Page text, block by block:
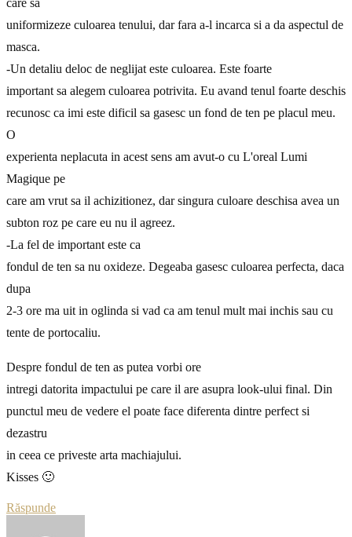
care sa
uniformizeze culoarea tenului, dar fara a-l incarca si a da aspectul de
masca.
-Un detaliu deloc de neglijat este culoarea. Este foarte
important sa alegem culoarea potrivita. Eu avand tenul foarte deschis
recunosc ca imi este dificil sa gasesc un fond de ten pe placul meu.
O
experienta neplacuta in acest sens am avut-o cu L'oreal Lumi
Magique pe
care am vrut sa il achizitionez, dar singura culoare deschisa avea un
subton roz pe care eu nu il agreez.
-La fel de important este ca
fondul de ten sa nu oxideze. Degeaba gasesc culoarea perfecta, daca
dupa
2-3 ore ma uit in oglinda si vad ca am tenul mult mai inchis sau cu
tente de portocaliu.
Despre fondul de ten as putea vorbi ore
intregi datorita impactului pe care il are asupra look-ului final. Din
punctul meu de vedere el poate face diferenta dintre perfect si
dezastru
in ceea ce priveste arta machiajului.
Kisses 🙂
Răspunde